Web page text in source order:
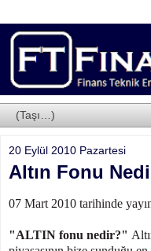
20 Eylül 2010 Pazartesi
Altın Fonu
07 Mart 2010 tarihinde
"ALTIN fonu nedir?"